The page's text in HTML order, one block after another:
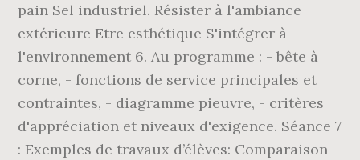
pain Sel industriel. Résister à l'ambiance
extérieure Etre esthétique S'intégrer à
l'environnement 6. Au programme : - bête à
corne, - fonctions de service principales et
contraintes, - diagramme pieuvre, - critères
d'appréciation et niveaux d'exigence. Séance 7
: Exemples de travaux d’élèves: Comparaison